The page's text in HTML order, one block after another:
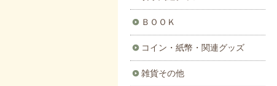
ＢＯＯＫ
コイン・紙幣・関連グッズ
雑貨その他